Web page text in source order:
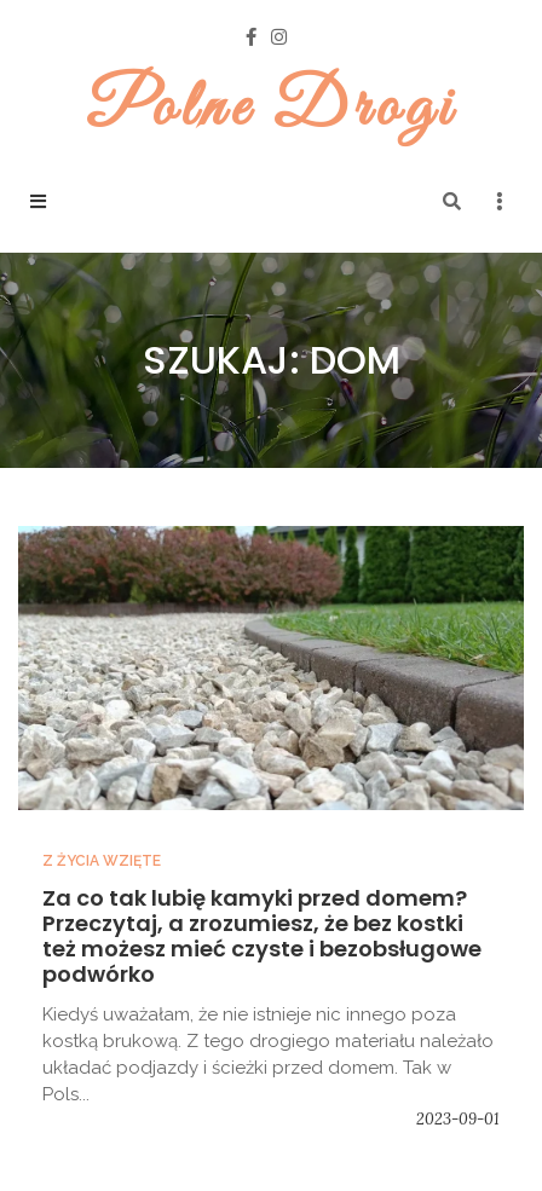
Polne Drogi
SZUKAJ: DOM
Z ŻYCIA WZIĘTE
Za co tak lubię kamyki przed domem?
Przeczytaj, a zrozumiesz, że bez kostki
też możesz mieć czyste i bezobsługowe
podwórko
Kiedyś uważałam, że nie istnieje nic innego poza
kostką brukową. Z tego drogiego materiału należało
układać podjazdy i ścieżki przed domem. Tak w
Pols...
2023-09-01